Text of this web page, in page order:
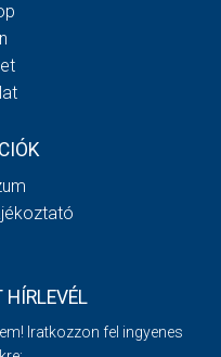
HÍRLEVÉL
Iratkozzon fel ingyenes